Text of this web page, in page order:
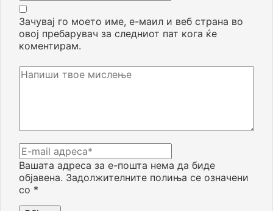
Вашата адреса за е-пошта нема да биде
објавена. Задолжителните полиња се означени
со *
Зачувај го моето име, е-маил и веб страна во
овој пребарувач за следниот пат кога ќе
коментирам.